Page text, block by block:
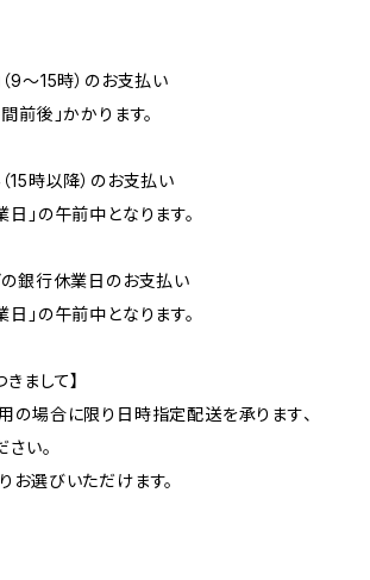
〜15時）のお支払い
前後」かかります。
時以降）のお支払い
」の午前中となります。
銀行休業日のお支払い
」の午前中となります。
まして】
の場合に限り日時指定配送を承ります、
い。
お選びいただけます。